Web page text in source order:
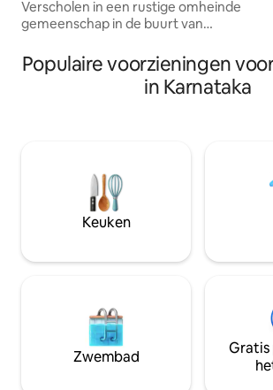
Verscholen in een rustige omheinde
gemeenschap in de buurt van
slaapkamers. Maximaal acht gasten. De
hele woning is van jou. 10 minuten van
de luchthaven Kempegowda, geen tol.
International School Conciërges ter
plaatse. 24-uursbeveiliging.
Huisdiervriendelijk. Superhost. 100+
verblijven. Niets anders in de buurt dat
Populaire voorzieningen
in Karnataka
Keuken
Zwembad
Gratis